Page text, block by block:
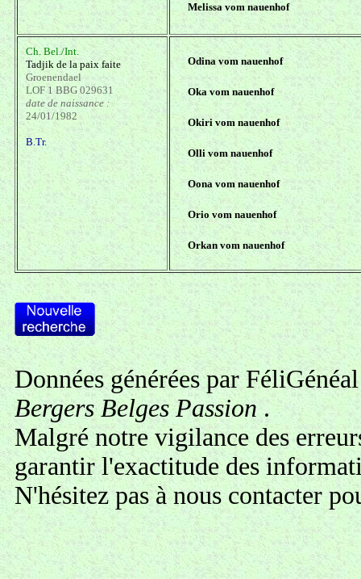
Melissa vom nauenhof
Ch. Bel./Int.
Tadjik de la paix faite
Groenendael
LOF 1 BBG 029631
date de naissance :
24/01/1982
B.Tr.
Odina vom nauenhof
Oka vom nauenhof
Okiri vom nauenhof
Olli vom nauenhof
Oona vom nauenhof
Orio vom nauenhof
Orkan vom nauenhof
Données générées par
Bergers Belges Passion.
Malgré notre vigilance des
garantir l'exactitude des
N'hésitez pas ànous contacter